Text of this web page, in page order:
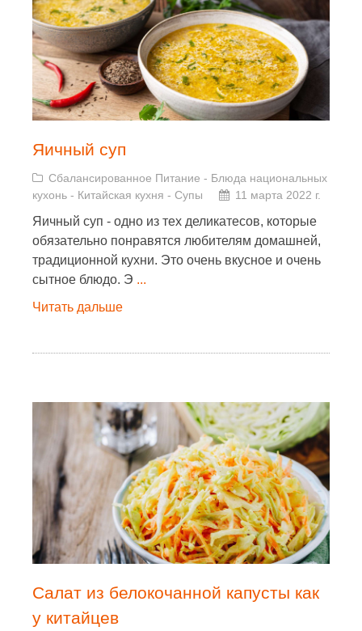
Яичный суп
Сбалансированное Питание - Блюда национальных
кухонь - Китайская кухня - Супы 11 марта 2022 г.
Яичный суп - одно из тех деликатесов, которые
обязательно понравятся любителям домашней,
традиционной кухни. Это очень вкусное и очень
сытное блюдо. Э ...
Читать дальше
Салат из белокочанной капусты как
у китайцев